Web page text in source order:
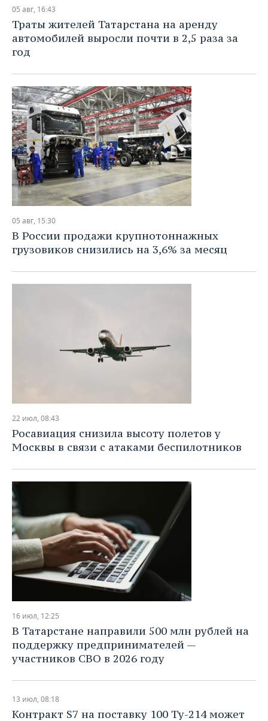
НЕФТЕХИМИЯ
НЕФТЬ
ОПК
ЭНЕРГЕТИКА
РОЗНИЧНАЯ ТОРГОВЛЯ
ТРАНСПОРТ
УСЛУГИ
НОВОСТИ ТЕХНОЛОГИЙ
IT
МЕДИА
ТЕЛЕКОММУНИКАЦИИ
МЕРОПРИЯТИЯ
НОВОСТИ МЕРОПРИЯТИЙ
ВЫЕЗДНАЯ РЕДАКЦИЯ
БИЗНЕС-БРАНЧИ
ONLINE-КОНФЕРЕНЦИИ
ОТКРЫТАЯ ЛЕКЦИЯ
СПОРТ
НОВОСТИ СПОРТА
ФУТБОЛ
ХОККЕЙ
БАСКЕТБОЛ
ВОЛЕЙБОЛ
КИБЕРСПОРТ
ФИГУРНОЕ КАТАНИЕ
ВОДНЫЕ ВИДЫ СПОРТА
ОБЩЕСТВО
НОВОСТИ ОБЩЕСТВА
ВЛАСТЬ
ИНФРАСТРУКТУРА
ИСТОРИЯ
КУЛЬТУРА
МЕДИЦИНА
ОБРАЗОВАНИЕ
ФОТОГАЛЕРЕЯ
СЮЖЕТЫ
СПРАВОЧНИК
СПИСОК ПЕРСОН
СПИСОК КОМПАНИЙ
ПОЛНАЯ ВЕРСИЯ
05 авг, 16:43
Траты жителей Татарстана на аренду
автомобилей выросли почти в 2,5 раза за
год
05 авг, 15:30
В России продажи крупнотоннажных
грузовиков снизились на 3,6% за месяц
22 июл, 08:43
Росавиация снизила высоту полетов у
Москвы в связи с атаками беспилотников
16 июл, 12:25
В Татарстане направили 500 млн рублей на
поддержку предпринимателей —
участников СВО в 2026 году
13 июл, 08:18
Контракт S7 на поставку 100 Ту-214 может